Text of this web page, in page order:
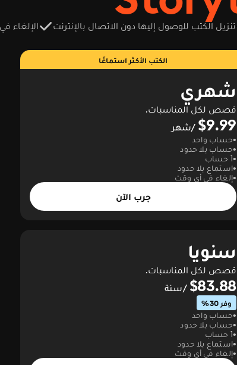
تنزيل الكتب للوصول إليها دون الاتصال بالإنترنت الإلغاء
الكتب الأكثر استماعًا
شهري
قصص لكل المناسبات.
$9.99 /شهر
حساب واحد
حساب بلا حدود
1 حساب
استماع بلا حدود
إلغاء في أي وقت
جرب الآن
سنويا
قصص لكل المناسبات.
$83.88 /سنة
وفر 30%
حساب واحد
حساب بلا حدود
1 حساب
استماع بلا حدود
إلغاء في أي وقت